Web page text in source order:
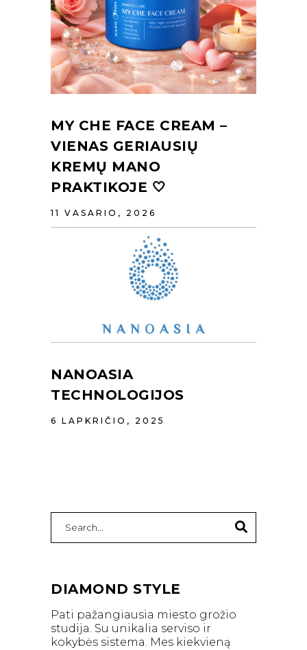
MY CHE FACE CREAM –
VIENAS GERIAUSIŲ
KREMŲ MANO
PRAKTIKOJE 🤍
11 VASARIO, 2026
NANOASIA
TECHNOLOGIJOS
6 LAPKRIČIO, 2025
for:
DIAMOND STYLE
Pati pažangiausia miesto grožio
studija. Su unikalia serviso ir
kokybės sistema. Mes kiekvieną